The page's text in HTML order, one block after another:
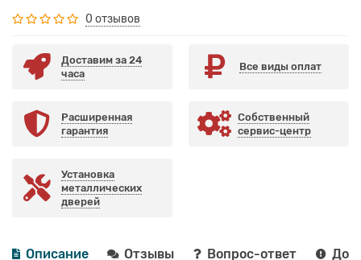
0 отзывов
Доставим за 24
часа
Все виды оплат
Расширенная
гарантия
Собственный
сервис-центр
Установка
металлических
дверей
Описание Отзывы Вопрос-ответ